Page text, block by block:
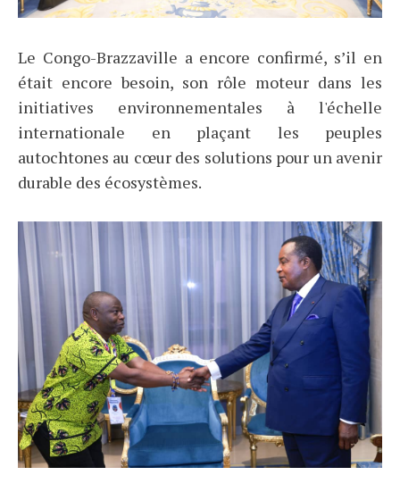
Le Congo-Brazzaville a encore confirmé, s’il en
était encore besoin, son rôle moteur dans les
initiatives environnementales à l'échelle
internationale en plaçant les peuples
autochtones au cœur des solutions pour un avenir
durable des écosystèmes.